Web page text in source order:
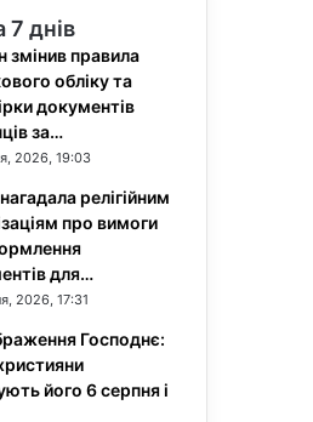
7 днів
змінив правила
обліку та
документів
за…
2026, 19:03
релігійним
про вимоги
для…
2026, 17:31
Господнє:
його 6 серпня і